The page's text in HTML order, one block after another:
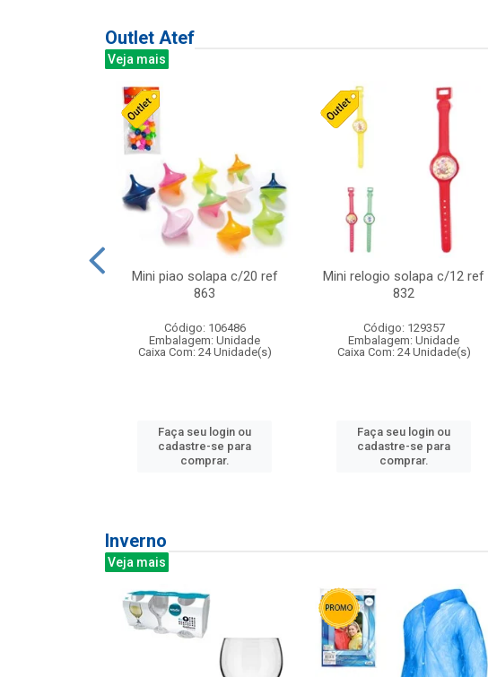
Outlet Atef
Veja mais
Mini piao solapa c/20 ref
863
Código: 106486
Embalagem: Unidade
Caixa Com: 24 Unidade(s)
Faça seu login ou
cadastre-se para
comprar.
Mini relogio solapa c/12 ref
832
Código: 129357
Embalagem: Unidade
Caixa Com: 24 Unidade(s)
Faça seu login ou
cadastre-se para
comprar.
Inverno
Veja mais